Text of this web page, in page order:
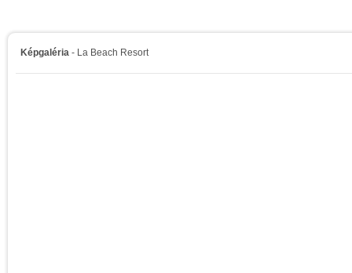
Képgaléria - La Beach Resort